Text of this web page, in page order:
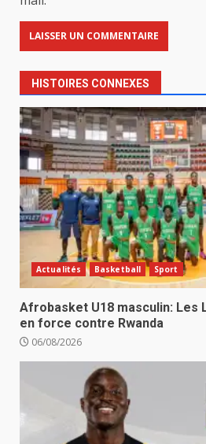
HISTOIRES CONNEXES
Actualités Basketball Sport
Afrobasket U18 masculin: Les
en force contre Rwanda
06/08/2026